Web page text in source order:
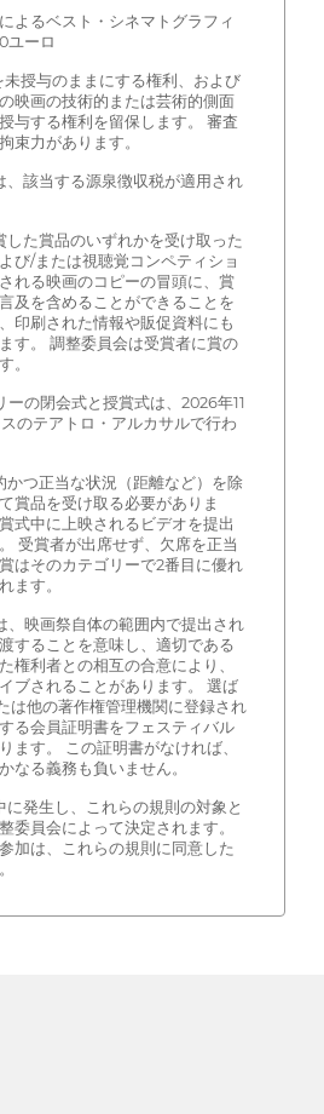
よるベスト・シネマトグラフィ
ユーロ
未授与のままにする権利、および
映画の技術的または芸術的側面
与する権利を留保します。 審査
束力があります。
、該当する源泉徴収税が適用され
した賞品のいずれかを受け取った
び/または視聴覚コンペティショ
れる映画のコピーの冒頭に、賞
及を含めることができることを
印刷された情報や販促資料にも
す。 調整委員会は受賞者に賞の
。
ーの閉会式と授賞式は、2026年11
のテアトロ・アルカサルで行わ
かつ正当な状況（距離など）を除
賞品を受け取る必要がありま
式中に上映されるビデオを提出
受賞者が出席せず、欠席を正当
はそのカテゴリーで2番目に優れ
ます。
、映画祭自体の範囲内で提出され
することを意味し、適切である
権利者との相互の合意により、
ブされることがあります。 選ば
は他の著作権管理機関に登録され
る会員証明書をフェスティバル
ます。 この証明書がなければ、
なる義務も負いません。
に発生し、これらの規則の対象と
委員会によって決定されます。
加は、これらの規則に同意した